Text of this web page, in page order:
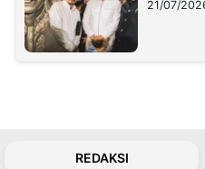
21/07/
REDAKSI